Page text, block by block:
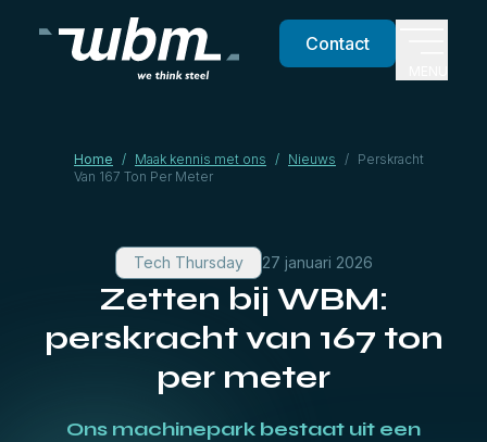
Contact
Home / Maak kennis met ons / Nieuws / Perskracht
Van 167 Ton Per Meter
Tech Thursday 27 januari 2026
Zetten bij WBM:
perskracht van 167 ton
per meter
Ons machinepark bestaat uit een